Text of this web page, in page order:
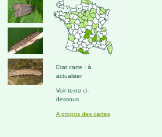
Etat carte : à
actualiser
Voir texte ci-
dessous
A propos des cartes